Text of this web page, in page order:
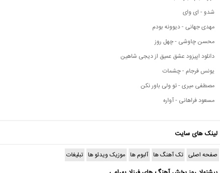
شدو - ای وای
مهدی جهانی - دیوونه بودم
محسن چاوشی - چهل روز
دانلود اپیزود عشق عمیق از دیجی شاهین
یونس فرجام - چشمات
مصطفی میری - تو ولی باور نکن
مسعود فراهانی - آواره
لینک های سایت
صفحه اصلی تک آهنگ ها آلبوم ها موزیک ویدئو ها تبلیغات